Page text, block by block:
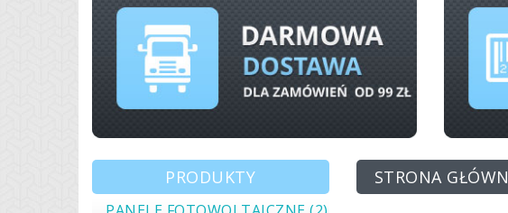
PRODUKTY STRONA